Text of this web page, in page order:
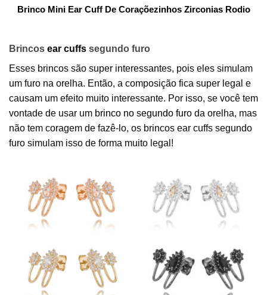
Brinco Mini Ear Cuff De Coraçõezinhos Zirconias Rodio
Brincos ear cuffs segundo furo
Esses brincos são super interessantes, pois eles simulam
um furo na orelha. Então, a composição fica super legal e
causam um efeito muito interessante. Por isso, se você tem
vontade de usar um brinco no segundo furo da orelha, mas
não tem coragem de fazê-lo, os brincos ear cuffs segundo
furo simulam isso de forma muito legal!